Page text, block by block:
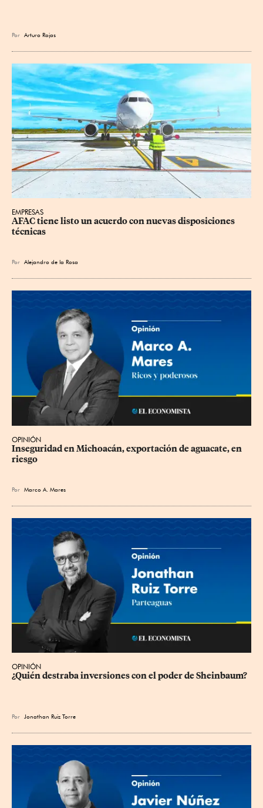
Por Arturo Rojas
EMPRESAS
AFAC tiene listo un acuerdo con nuevas disposiciones
técnicas
Por Alejandro de la Rosa
OPINIÓN
Inseguridad en Michoacán, exportación de aguacate, en
riesgo
Por Marco A. Mares
OPINIÓN
¿Quién destraba inversiones con el poder de Sheinbaum?
Por Jonathan Ruiz Torre